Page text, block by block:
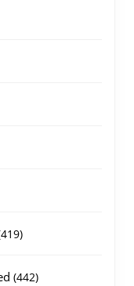
419419
442442